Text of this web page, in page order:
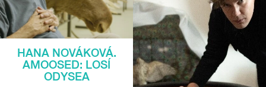
HANA NOVÁKOVÁ.
AMOOSED: LOSÍ
ODYSEA